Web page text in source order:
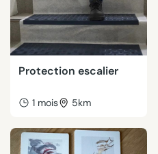
Protection escalier
1 mois 5km